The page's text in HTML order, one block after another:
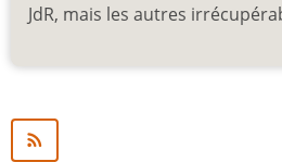
JdR, mais les autres